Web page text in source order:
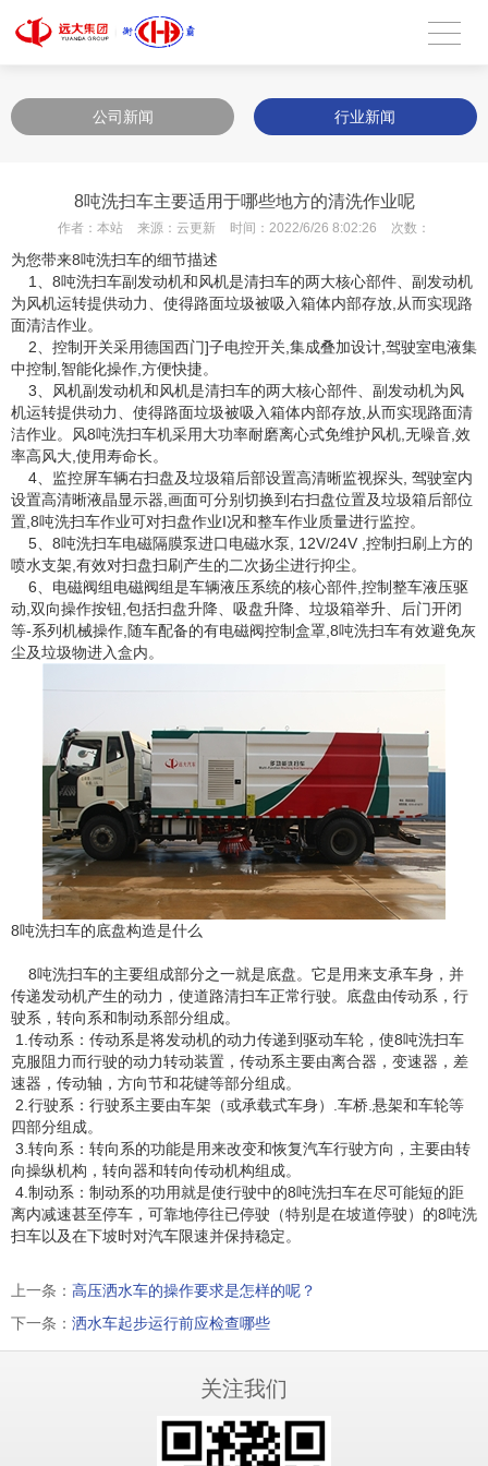
公司新闻 行业新闻
8吨洗扫车主要适用于哪些地方的清洗作业呢
作者： 本站 来源： 云更新 时间： 2022/6/26 8:02:26 次数：
为您带来8吨洗扫车的细节描述
1、8吨洗扫车副发动机和风机是清扫车的两大核心部件、副发动机
为风机运转提供动力、使得路面垃圾被吸入箱体内部存放,从而实现路
面清洁作业。
2、控制开关采用德国西门]子电控开关,集成叠加设计,驾驶室电液集
中控制,智能化操作,方便快捷。
3、风机副发动机和风机是清扫车的两大核心部件、副发动机为风
机运转提供动力、使得路面垃圾被吸入箱体内部存放,从而实现路面清
洁作业。风8吨洗扫车机采用大功率耐磨离心式免维护风机,无噪音,效
率高风大,使用寿命长。
4、监控屏车辆右扫盘及垃圾箱后部设置高清晰监视探头, 驾驶室内
设置高清晰液晶显示器,画面可分别切换到右扫盘位置及垃圾箱后部位
置,8吨洗扫车作业可对扫盘作业I况和整车作业质量进行监控。
5、8吨洗扫车电磁隔膜泵进口电磁水泵, 12V/24V ,控制扫刷上方的
喷水支架,有效对扫盘扫刷产生的二次扬尘进行抑尘。
6、电磁阀组电磁阀组是车辆液压系统的核心部件,控制整车液压驱
动,双向操作按钮,包括扫盘升降、吸盘升降、垃圾箱举升、后门开闭
等-系列机械操作,随车配备的有电磁阀控制盒罩,8吨洗扫车有效避免灰
尘及垃圾物进入盒内。
8吨洗扫车的底盘构造是什么
8吨洗扫车的主要组成部分之一就是底盘。它是用来支承车身，并
传递发动机产生的动力，使道路清扫车正常行驶。底盘由传动系，行
驶系，转向系和制动系部分组成。
1.传动系：传动系是将发动机的动力传递到驱动车轮，使8吨洗扫车
克服阻力而行驶的动力转动装置，传动系主要由离合器，变速器，差
速器，传动轴，方向节和花键等部分组成。
2.行驶系：行驶系主要由车架（或承载式车身）.车桥.悬架和车轮等
四部分组成。
3.转向系：转向系的功能是用来改变和恢复汽车行驶方向，主要由转
向操纵机构，转向器和转向传动机构组成。
4.制动系：制动系的功用就是使行驶中的8吨洗扫车在尽可能短的距
离内减速甚至停车，可靠地停往已停驶（特别是在坡道停驶）的8吨洗
扫车以及在下坡时对汽车限速并保持稳定。
上一条： 高压洒水车的操作要求是怎样的呢？
下一条： 洒水车起步运行前应检查哪些
关注我们